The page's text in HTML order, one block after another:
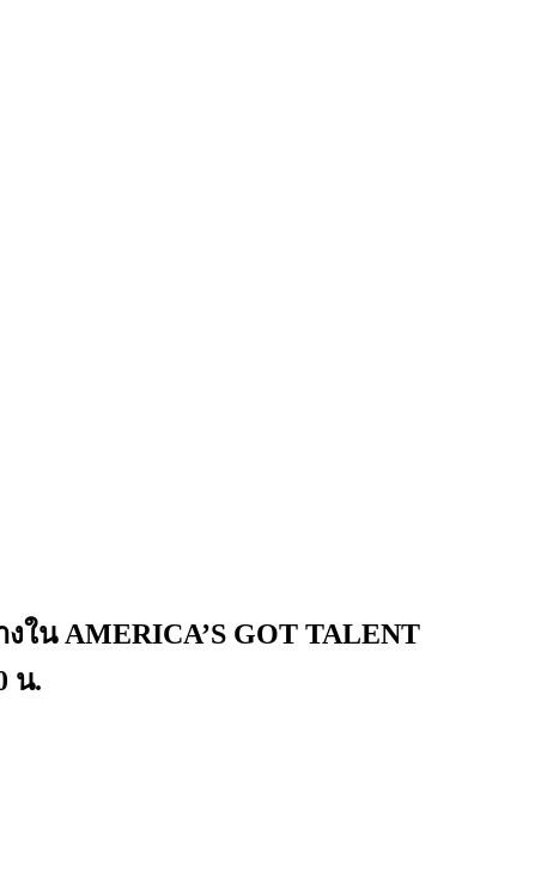
ใน AMERICA’S GOT TALENT
น.